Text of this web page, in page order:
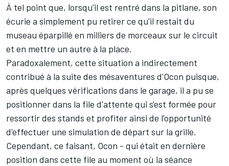
À tel point que, lorsqu'il est rentré dans la pitlane, son
écurie a simplement pu retirer ce qu'il restait du
museau éparpillé en milliers de morceaux sur le circuit
et en mettre un autre à la place.
Paradoxalement, cette situation a indirectement
contribué à la suite des mésaventures d'Ocon puisque,
après quelques vérifications dans le garage, il a pu se
positionner dans la file d'attente qui s'est formée pour
ressortir des stands et profiter ainsi de l'opportunité
d'effectuer une simulation de départ sur la grille.
Cependant, ce faisant, Ocon - qui était en dernière
position dans cette file au moment où la séance